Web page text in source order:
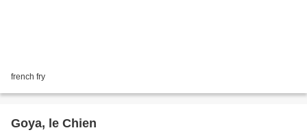
french fry
Goya, le Chien